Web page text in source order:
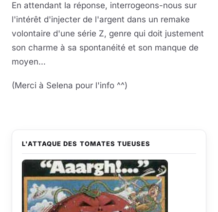
En attendant la réponse, interrogeons-nous sur
l'intérêt d'injecter de l'argent dans un remake
volontaire d'une série Z, genre qui doit justement
son charme à sa spontanéité et son manque de
moyen...
(Merci à Selena pour l'info ^^)
L'ATTAQUE DES TOMATES TUEUSES